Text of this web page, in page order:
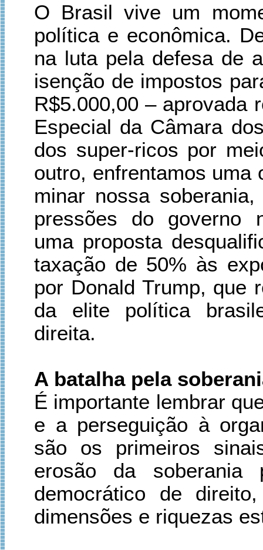
O Brasil vive um
política e econômica.
na luta pela defesa de
isenção de impostos
R$5.000,00 – aprovada
Especial da Câmara
dos super-ricos por
outro, enfrentamos uma
minar nossa
pressões do governo
uma proposta
taxação de 50% às
por Donald Trump, que
da elite política
direita.
A batalha pela
É importante lembrar
e a perseguição à
são os primeiros
erosão da soberania
democrático de
dimensões e riquezas